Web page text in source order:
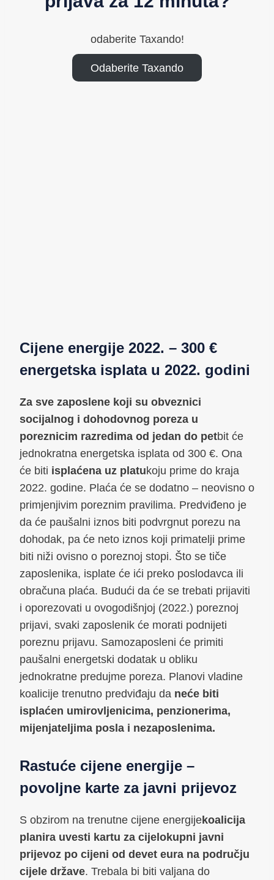
odaberite Taxando!
Odaberite Taxando
Cijene energije 2022. – 300 €
energetska isplata u 2022. godini
Za sve zaposlene koji su obveznici
socijalnog i dohodovnog poreza u
poreznicim razredima od jedan do petbit će
jednokratna energetska isplata od 300 €. Ona
će biti isplaćena uz platukoju prime do kraja
2022. godine. Plaća će se dodatno – neovisno o
primjenjivim poreznim pravilima. Predviđeno je
da će paušalni iznos biti podvrgnut porezu na
dohodak, pa će neto iznos koji primatelji prime
biti niži ovisno o poreznoj stopi. Što se tiče
zaposlenika, isplate će ići preko poslodavca ili
obračuna plaća. Budući da će se trebati prijaviti
i oporezovati u ovogodišnjoj (2022.) poreznoj
prijavi, svaki zaposlenik će morati podnijeti
poreznu prijavu. Samozaposleni će primiti
paušalni energetski dodatak u obliku
jednokratne predujme poreza. Planovi vladine
koalicije trenutno predviđaju da neće biti
isplaćen umirovljenicima, penzionerima,
mijenjateljima posla i nezaposlenima.
Rastuće cijene energije –
povoljne karte za javni prijevoz
S obzirom na trenutne cijene energijekoalicija
planira uvesti kartu za cijelokupni javni
prijevoz po cijeni od devet eura na području
cijele države. Trebala bi biti valjana do